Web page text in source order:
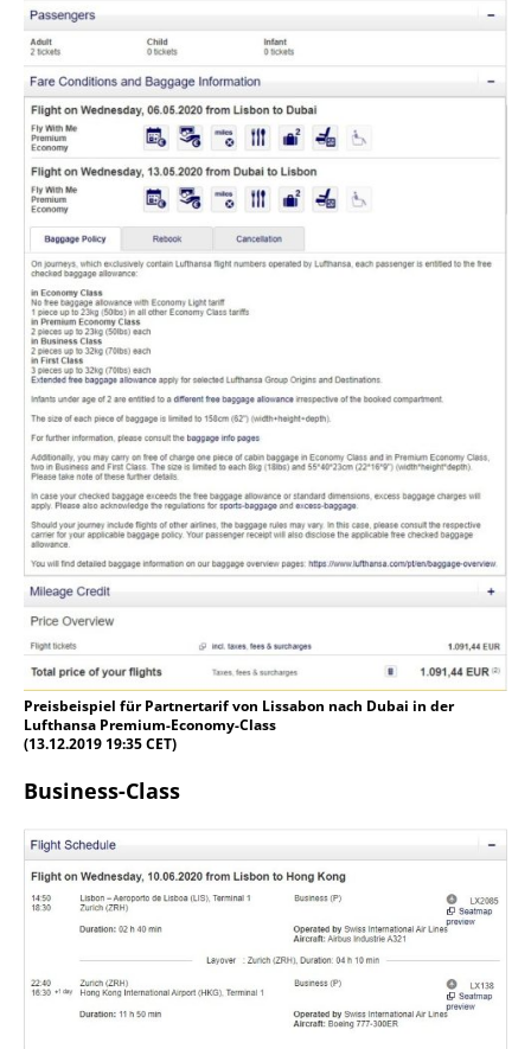
Preisbeispiel für Partnertarif von Lissabon nach Dubai in der
Lufthansa Premium-Economy-Class
(13.12.2019 19:35 CET)
Business-Class